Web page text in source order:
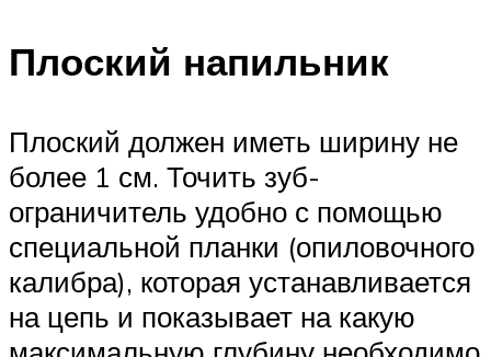
Плоский напильник
Плоский должен иметь ширину не
более 1 см. Точить зуб-
ограничитель удобно с помощью
специальной планки (опиловочного
калибра), которая устанавливается
на цепь и показывает на какую